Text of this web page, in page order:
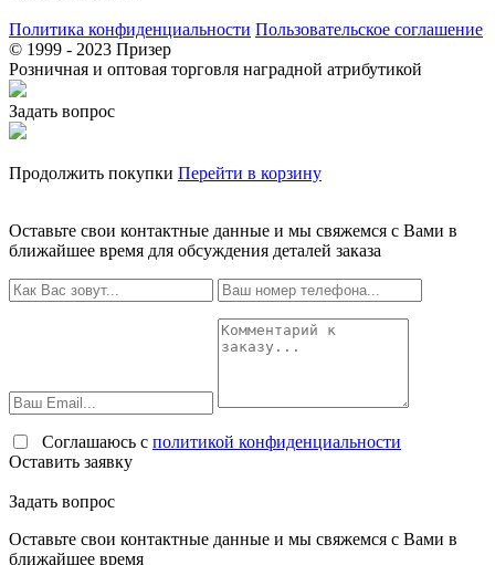
Политика конфиденциальности Пользовательское соглашение
© 1999 - 2023 Призер
Розничная и оптовая торговля наградной атрибутикой
Задать вопрос
Продолжить покупки Перейти в корзину
Оставьте свои контактные данные и мы свяжемся с Вами в
ближайшее время для обсуждения деталей заказа
Соглашаюсь с политикой конфиденциальности
Оставить заявку
Задать вопрос
Оставьте свои контактные данные и мы свяжемся с Вами в
ближайшее время